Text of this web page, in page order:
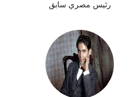
رئيس مصري سابق